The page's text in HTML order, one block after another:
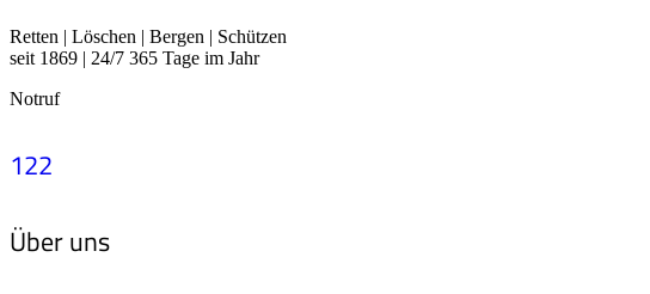
Retten | Löschen | Bergen | Schützen
seit 1869 | 24/7 365 Tage im Jahr
Notruf
122
Über uns